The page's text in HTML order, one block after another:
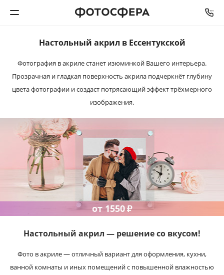
Фотокниги
Интерьерная печать
Фотоподарки
Багетная мастерская
Услуги и сервис
Магазин
Настольный акрил в Ессентукской
Фотография в акриле станет изюминкой Вашего интерьера.
Прозрачная и гладкая поверхность акрила подчеркнёт глубину
цвета фотографии и создаст потрясающий эффект трёхмерного
изображения.
от 1550₽
Настольный акрил — решение со вкусом!
Фото в акриле — отличный вариант для оформления, кухни,
ванной комнаты и иных помещений с повышенной влажностью